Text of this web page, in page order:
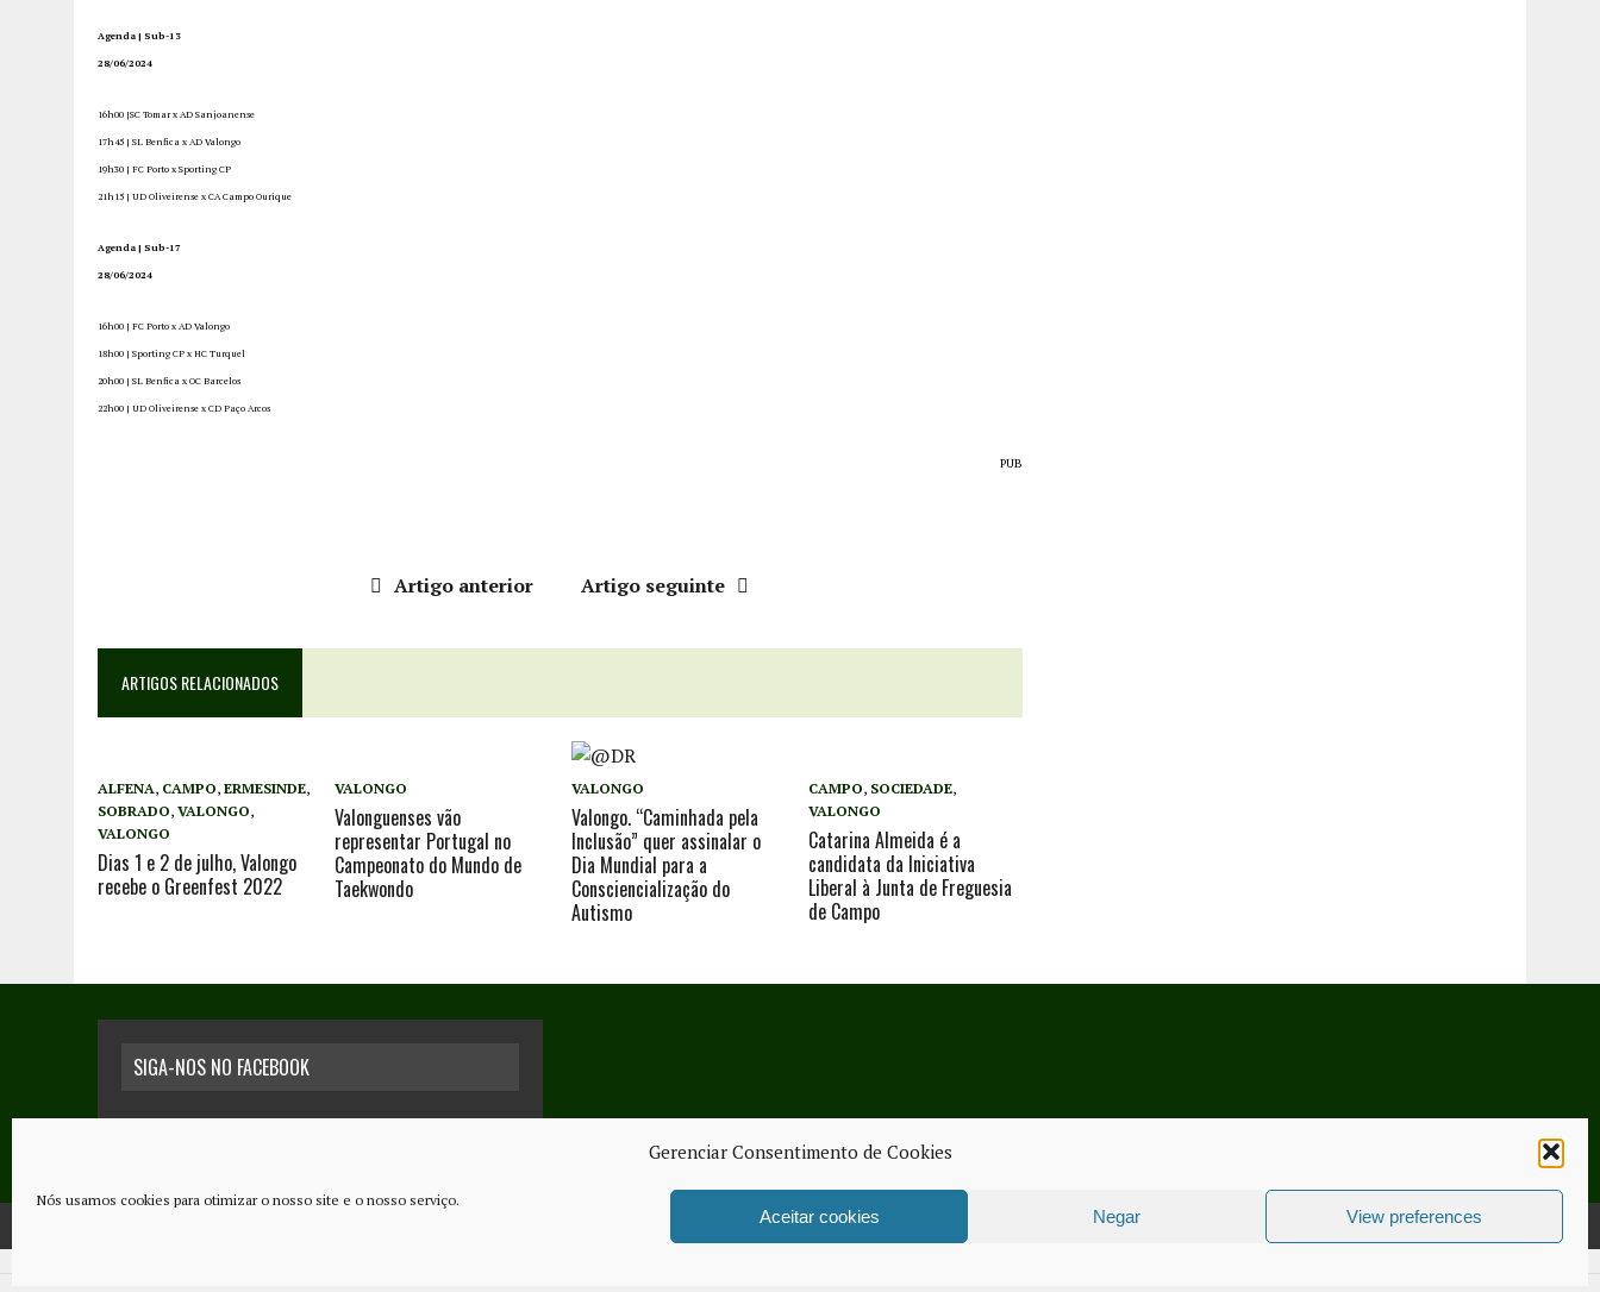
Gerenciar Consentimento de Cookies
Nós usamos cookies para otimizar o nosso site e o nosso serviço.
Aceitar cookies Negar View preferences
Agenda | Sub-13
28/06/2024
16h00 |SC Tomar x AD Sanjoanense
17h45 | SL Benfica x AD Valongo
19h30 | FC Porto x Sporting CP
21h15 | UD Oliveirense x CA Campo Ourique
Agenda | Sub-17
28/06/2024
16h00 | FC Porto x AD Valongo
18h00 | Sporting CP x HC Turquel
20h00 | SL Benfica x OC Barcelos
22h00 | UD Oliveirense x CD Paço Arcos
PUB
Artigo anterior Artigo seguinte
ARTIGOS RELACIONADOS
ALFENA, CAMPO, ERMESINDE,
SOBRADO, VALONGO,
VALONGO
Dias 1 e 2 de julho, Valongo
recebe o Greenfest 2022
VALONGO
Valonguenses vão
representar Portugal no
Campeonato do Mundo de
Taekwondo
VALONGO
Valongo. “Caminhada pela
Inclusão” quer assinalar o
Dia Mundial para a
Consciencialização do
Autismo
CAMPO, SOCIEDADE,
VALONGO
Catarina Almeida é a
candidata da Iniciativa
Liberal à Junta de Freguesia
de Campo
SIGA-NOS NO FACEBOOK
FICHA TÉCNICA ESTATUTO EDITORIAL CONTACTE-NOS COOKIE POLICY (EU)